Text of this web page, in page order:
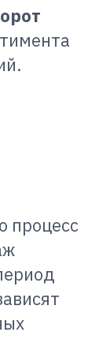
процесс